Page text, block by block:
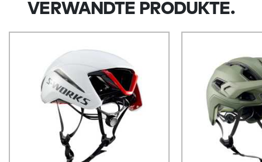
VERWANDTE PRODUKTE.